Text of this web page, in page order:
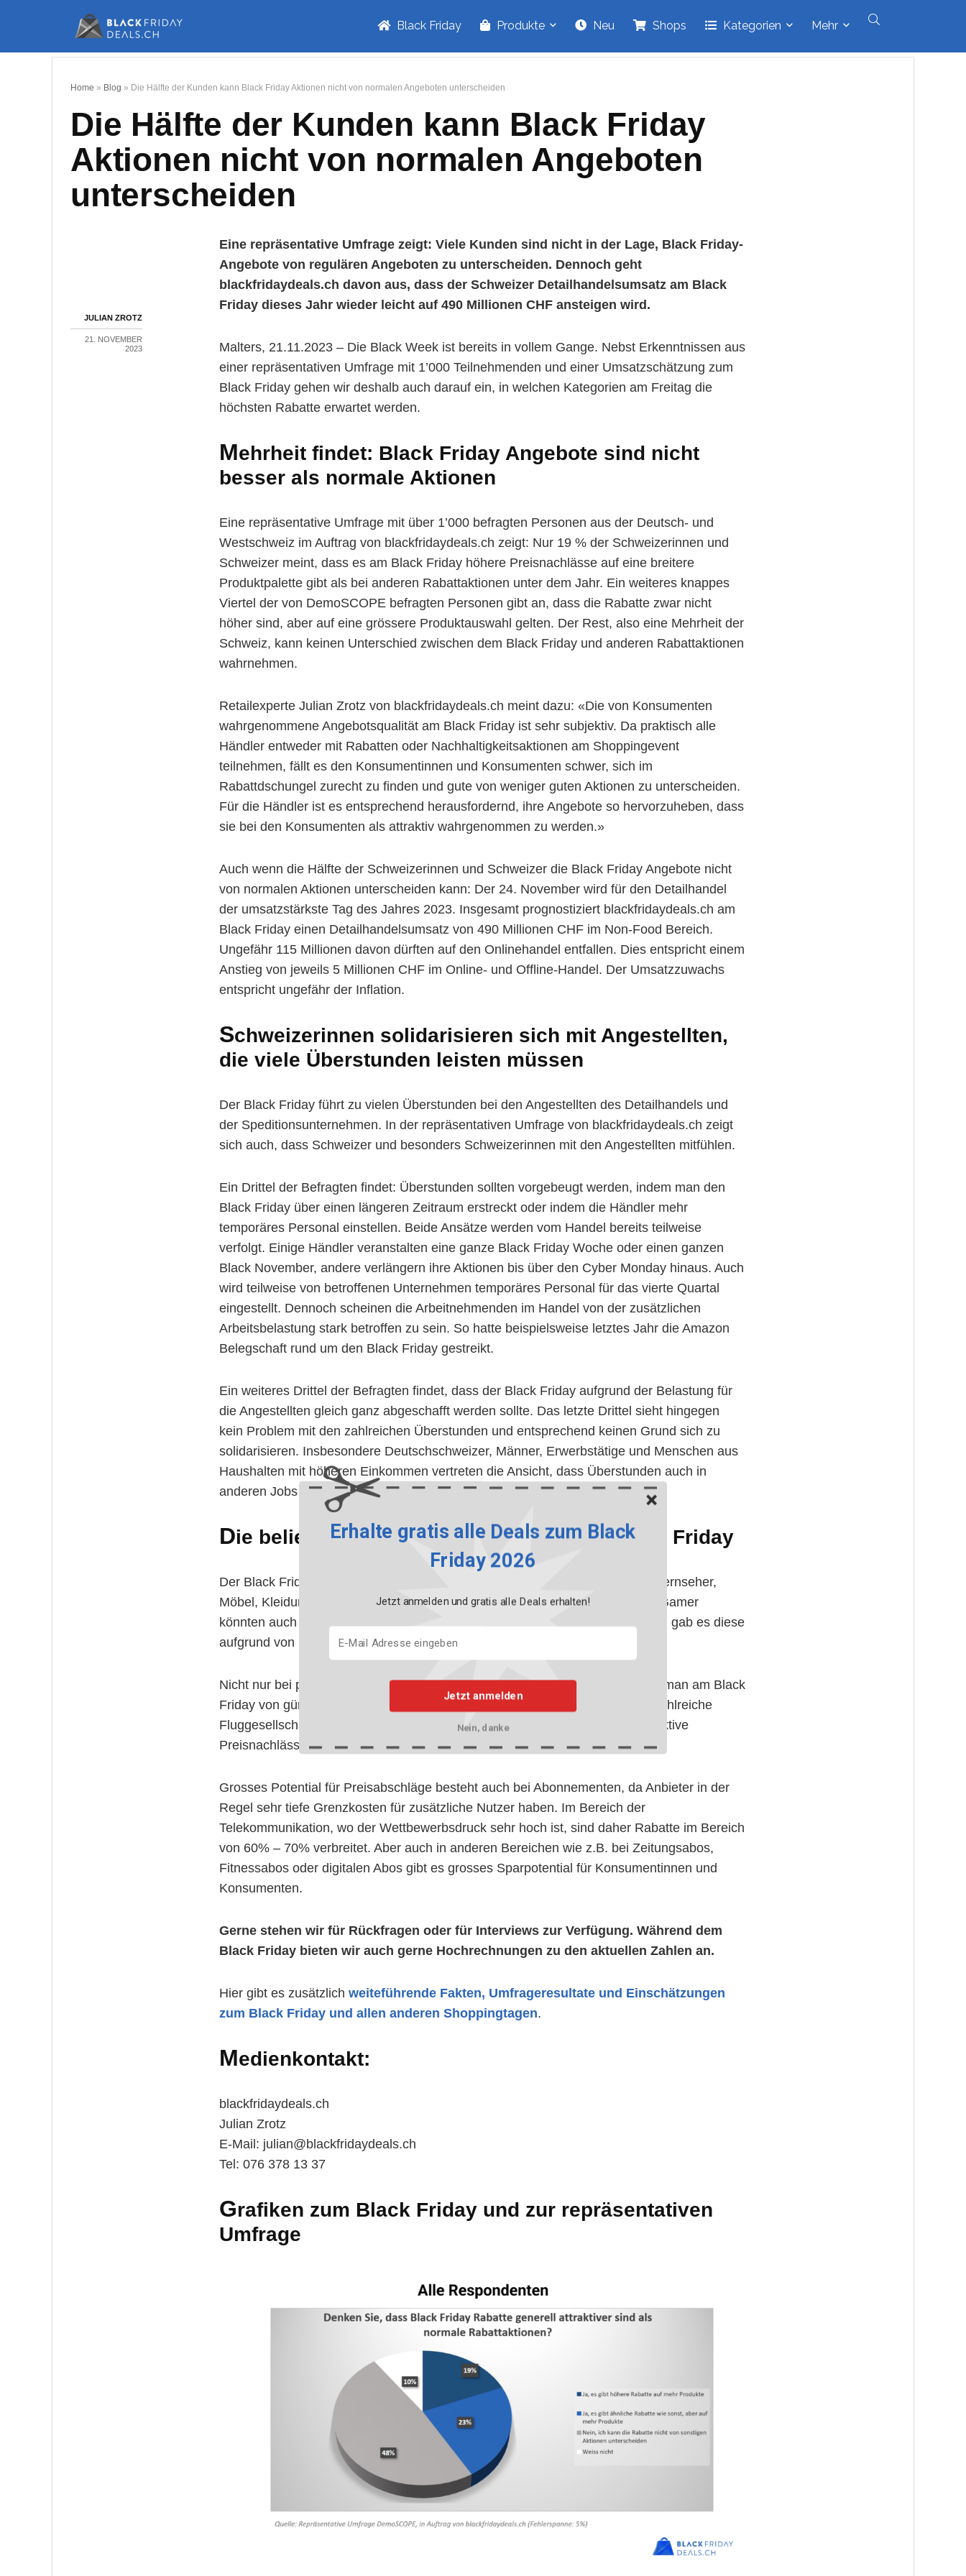
Black Friday Produkte Neu Shops Kategorien Mehr
Home » Blog » Die Hälfte der Kunden kann Black Friday Aktionen nicht von normalen Angeboten unterscheiden
Die Hälfte der Kunden kann Black Friday
Aktionen nicht von normalen Angeboten
unterscheiden
JULIAN ZROTZ
21. NOVEMBER
2023
Eine repräsentative Umfrage zeigt: Viele Kunden sind nicht in der Lage, Black Friday-
Angebote von regulären Angeboten zu unterscheiden. Dennoch geht
blackfridaydeals.ch davon aus, dass der Schweizer Detailhandelsumsatz am Black
Friday dieses Jahr wieder leicht auf 490 Millionen CHF ansteigen wird.
Malters, 21.11.2023 – Die Black Week ist bereits in vollem Gange. Nebst Erkenntnissen aus
einer repräsentativen Umfrage mit 1’000 Teilnehmenden und einer Umsatzschätzung zum
Black Friday gehen wir deshalb auch darauf ein, in welchen Kategorien am Freitag die
höchsten Rabatte erwartet werden.
Mehrheit findet: Black Friday Angebote sind nicht
besser als normale Aktionen
Eine repräsentative Umfrage mit über 1’000 befragten Personen aus der Deutsch- und
Westschweiz im Auftrag von blackfridaydeals.ch zeigt: Nur 19 % der Schweizerinnen und
Schweizer meint, dass es am Black Friday höhere Preisnachlässe auf eine breitere
Produktpalette gibt als bei anderen Rabattaktionen unter dem Jahr. Ein weiteres knappes
Viertel der von DemoSCOPE befragten Personen gibt an, dass die Rabatte zwar nicht
höher sind, aber auf eine grössere Produktauswahl gelten. Der Rest, also eine Mehrheit der
Schweiz, kann keinen Unterschied zwischen dem Black Friday und anderen Rabattaktionen
wahrnehmen.
Retailexperte Julian Zrotz von blackfridaydeals.ch meint dazu: «Die von Konsumenten
wahrgenommene Angebotsqualität am Black Friday ist sehr subjektiv. Da praktisch alle
Händler entweder mit Rabatten oder Nachhaltigkeitsaktionen am Shoppingevent
teilnehmen, fällt es den Konsumentinnen und Konsumenten schwer, sich im
Rabattdschungel zurecht zu finden und gute von weniger guten Aktionen zu unterscheiden.
Für die Händler ist es entsprechend herausfordernd, ihre Angebote so hervorzuheben, dass
sie bei den Konsumenten als attraktiv wahrgenommen zu werden.»
Auch wenn die Hälfte der Schweizerinnen und Schweizer die Black Friday Angebote nicht
von normalen Aktionen unterscheiden kann: Der 24. November wird für den Detailhandel
der umsatzstärkste Tag des Jahres 2023. Insgesamt prognostiziert blackfridaydeals.ch am
Black Friday einen Detailhandelsumsatz von 490 Millionen CHF im Non-Food Bereich.
Ungefähr 115 Millionen davon dürften auf den Onlinehandel entfallen. Dies entspricht einem
Anstieg von jeweils 5 Millionen CHF im Online- und Offline-Handel. Der Umsatzzuwachs
entspricht ungefähr der Inflation.
Schweizerinnen solidarisieren sich mit Angestellten,
die viele Überstunden leisten müssen
Der Black Friday führt zu vielen Überstunden bei den Angestellten des Detailhandels und
der Speditionsunternehmen. In der repräsentativen Umfrage von blackfridaydeals.ch zeigt
sich auch, dass Schweizer und besonders Schweizerinnen mit den Angestellten mitfühlen.
Ein Drittel der Befragten findet: Überstunden sollten vorgebeugt werden, indem man den
Black Friday über einen längeren Zeitraum erstreckt oder indem die Händler mehr
temporäres Personal einstellen. Beide Ansätze werden vom Handel bereits teilweise
verfolgt. Einige Händler veranstalten eine ganze Black Friday Woche oder einen ganzen
Black November, andere verlängern ihre Aktionen bis über den Cyber Monday hinaus. Auch
wird teilweise von betroffenen Unternehmen temporäres Personal für das vierte Quartal
eingestellt. Dennoch scheinen die Arbeitnehmenden im Handel von der zusätzlichen
Arbeitsbelastung stark betroffen zu sein. So hatte beispielsweise letztes Jahr die Amazon
Belegschaft rund um den Black Friday gestreikt.
Ein weiteres Drittel der Befragten findet, dass der Black Friday aufgrund der Belastung für
die Angestellten gleich ganz abgeschafft werden sollte. Das letzte Drittel sieht hingegen
kein Problem mit den zahlreichen Überstunden und entsprechend keinen Grund sich zu
solidarisieren. Insbesondere Deutschschweizer, Männer, Erwerbstätige und Menschen aus
Haushalten mit höheren Einkommen vertreten die Ansicht, dass Überstunden auch in
anderen Jobs normal sind und sehen deswegen keinen Handlungsbedarf.
Die beliebtesten Produkt-Kategorien am Black Friday
Der Black Friday ist vor allem für sehr hohe Rabatte auf einzelne Artikel wie Fernseher,
Möbel, Kleidung oder Kosmetik bekannt. Dieses Jahr speziell interessant für Gamer
könnten auch Angebote auf die Playstation 5 sein. In den vergangenen Jahren gab es diese
aufgrund von Lieferengpässen nur sehr vereinzelt.
Nicht nur bei physischen Produkten, sondern auch bei Dienstleistungen kann man am Black
Friday von günstigen Angeboten profitieren. Ein Beispiel dafür sind Reisen. Zahlreiche
Fluggesellschaften, Hotels und Reiseplattformen bieten am Black Friday attraktive
Preisnachlässe auf diverse Destinationen.
Grosses Potential für Preisabschläge besteht auch bei Abonnementen, da Anbieter in der
Regel sehr tiefe Grenzkosten für zusätzliche Nutzer haben. Im Bereich der
Telekommunikation, wo der Wettbewerbsdruck sehr hoch ist, sind daher Rabatte im Bereich
von 60% – 70% verbreitet. Aber auch in anderen Bereichen wie z.B. bei Zeitungsabos,
Fitnessabos oder digitalen Abos gibt es grosses Sparpotential für Konsumentinnen und
Konsumenten.
Gerne stehen wir für Rückfragen oder für Interviews zur Verfügung. Während dem
Black Friday bieten wir auch gerne Hochrechnungen zu den aktuellen Zahlen an.
Hier gibt es zusätzlichweiteführende Fakten, Umfrageresultate und Einschätzungen
zum Black Friday und allen anderen Shoppingtagen.
Medienkontakt:
blackfridaydeals.ch
Julian Zrotz
E-Mail: julian@blackfridaydeals.ch
Tel: 076 378 13 37
Grafiken zum Black Friday und zur repräsentativen
Umfrage
Jetzt anmelden
Erhalte gratis alle Deals zum Black
Friday 2026
Jetzt anmelden und gratis alle Deals erhalten!
Nein, danke